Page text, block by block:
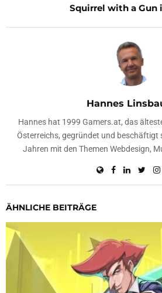
Squirrel with a Gun
Hannes
Hannes hat 1999 Gamers.at, das
Österreichs, gegründet und beschäftigt
Jahren mit den Themen Webdesign,
ÄHNLICHE BEITRÄGE